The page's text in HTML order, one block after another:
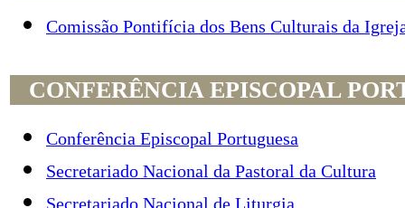
Comissão Pontifícia dos Bens Culturais da
CONFERÊNCIA EPISCOPAL
Conferência Episcopal Portuguesa
Secretariado Nacional da Pastoral da Cultura
Secretariado Nacional de Liturgia